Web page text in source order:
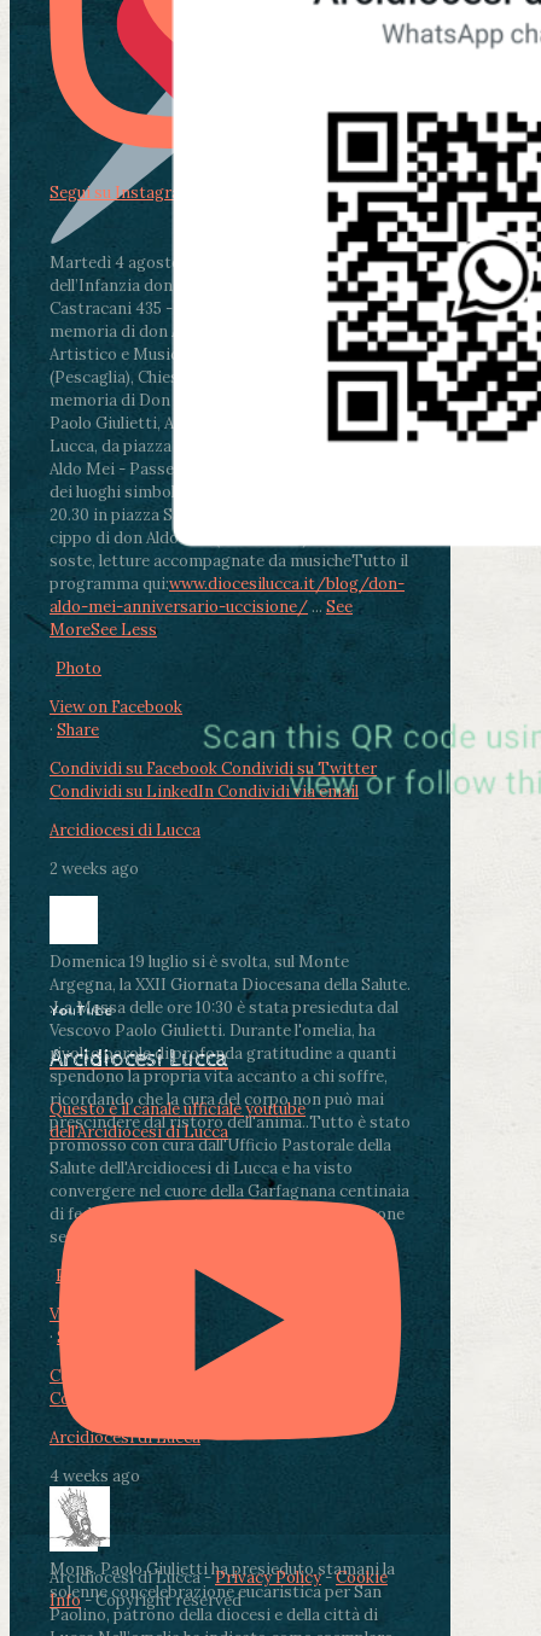
Martedì 4 agosto2026
ore 11:30 - Lucca, Scuola
dell’Infanzia don Aldo Mei - Viale Castruccio
Castracani 435 - Inaugurazione murales in
memoria di don Aldo Mei curato dal Liceo
Artistico e Musicale “Passaglia”
ore 18 - Fiano
(Pescaglia), Chiesa parrocchiale - Messa in
memoria di Don Aldo Mei celebrata da mons.
Paolo Giulietti, Arcivescovo di Lucca
ore 20.30 -
Lucca, da piazza San Michele al Cippo di don
Aldo Mei - Passeggiata della Memoria in alcuni
dei luoghi simbolo della città. Ritrovo alle ore
20.30 in piazza San Michele con conclusione al
cippo di don Aldo Mei (Porta Elisa). Durante le
soste, letture accompagnate da musicheTutto il
programma qui:www.diocesilucca.it/blog/don-
aldo-mei-anniversario-uccisione/ ... See
MoreSee Less
Photo
View on Facebook
· Share
Condividi su FacebookCondividi su Twitter
Condividi su LinkedInCondividi via email
Arcidiocesi di Lucca
2 weeks ago
Domenica 19 luglio si è svolta, sul Monte
Argegna, la XXII Giornata Diocesana della Salute.
.La Messa delle ore 10:30 è stata presieduta dal
Vescovo Paolo Giulietti. Durante l'omelia, ha
rivolto parole di profonda gratitudine a quanti
spendono la propria vita accanto a chi soffre,
ricordando che la cura del corpo non può mai
prescindere dal ristoro dell'anima..Tutto è stato
promosso con cura dall'Ufficio Pastorale della
Salute dell'Arcidiocesi di Lucca e ha visto
convergere nel cuore della Garfagnana centinaia
di fedeli, operatori sanitari, volontari e persone
segnate dalla malattia.
Photo
View on Facebook
· Share
Condividi su Facebook
Condividi su LinkedIn
Arcidiocesi di Lucca
4 weeks ago
Mons. Paolo Giulietti ha presieduto stamani la
solenne concelebrazione eucaristica per San
Paolino, patrono della diocesi e della città di
Segui su Instagram
YouTube
Arcidiocesi Lucca
Questo è il canale ufficiale youtube
dell'Arcidiocesi di Lucca
Arcidiocesi di Lucca -Privacy Policy-Cookie
Info- Copyright reserved